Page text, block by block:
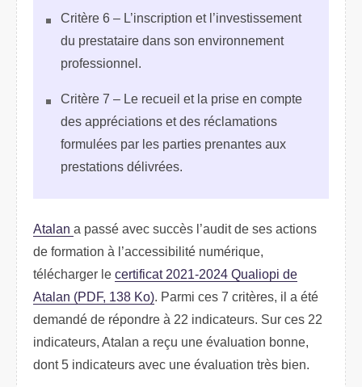
Critère 6 – L’inscription et l’investissement
du prestataire dans son environnement
professionnel.
Critère 7 – Le recueil et la prise en compte
des appréciations et des réclamations
formulées par les parties prenantes aux
prestations délivrées.
Atalan a passé avec succès l’audit de ses actions
de formation à l’accessibilité numérique,
télécharger le certificat 2021-2024 Qualiopi de
Atalan (PDF, 138 Ko). Parmi ces 7 critères, il a été
demandé de répondre à 22 indicateurs. Sur ces 22
indicateurs, Atalan a reçu une évaluation bonne,
dont 5 indicateurs avec une évaluation très bien.